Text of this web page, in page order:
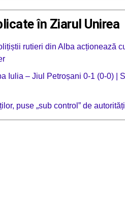
în Ziarul Unirea
rutieri din Alba acționează
Iulia – Jiul Petroșani 0-1 (0-0) |
puse „sub control” de